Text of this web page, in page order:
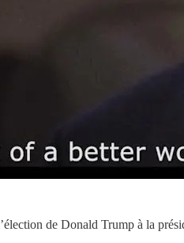
de Donald Trump à la